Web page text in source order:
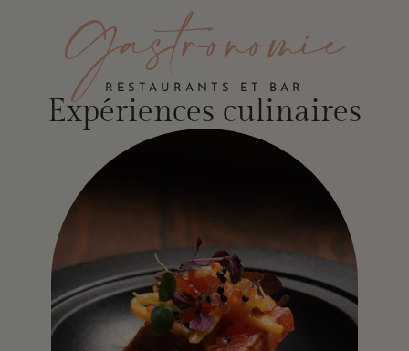
RESTAURANTS ET BAR
Expériences culinaires
Gastronomie